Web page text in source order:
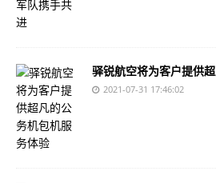
驿锐航空将为客户提供
2021-07-31 17:46:02